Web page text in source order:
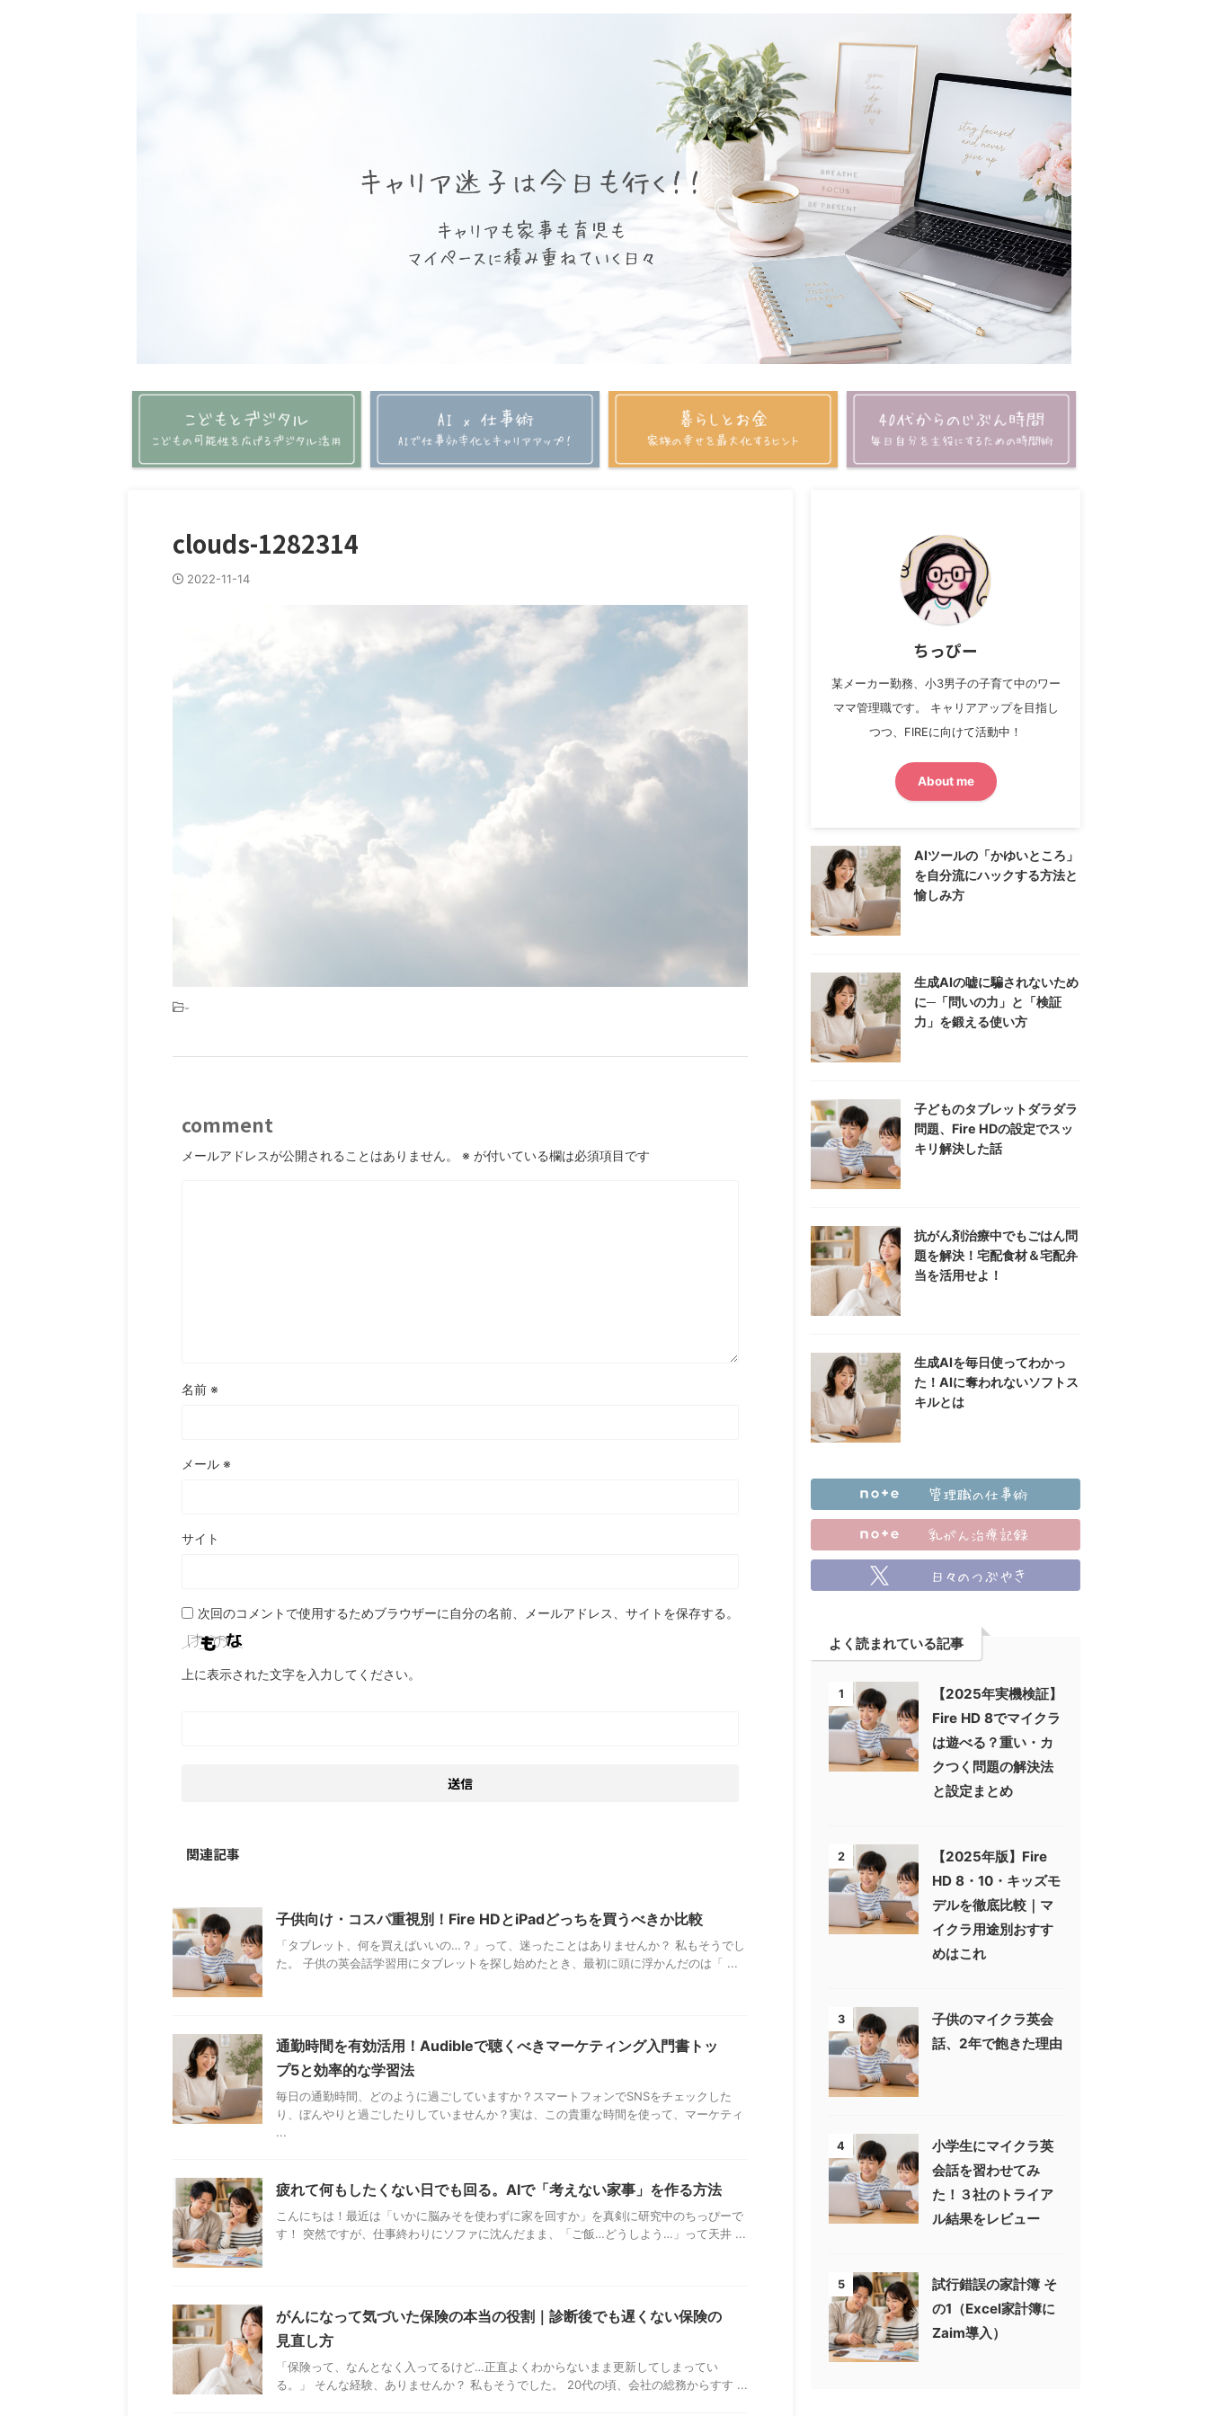
clouds-1282314
2022-11-14
-
comment
メールアドレスが公開されることはありません。 ※ が付いている欄は必須項目です
名前 ※
メール ※
サイト
次回のコメントで使用するためブラウザーに自分の名前、メールアドレス、サイトを保存する。
上に表示された文字を入力してください。
関連記事
子供向け・コスパ重視別！Fire HDとiPadどっちを買うべきか比較
「タブレット、何を買えばいいの…？」って、迷ったことはありませんか？ 私もそうでし
た。 子供の英会話学習用にタブレットを探し始めたとき、最初に頭に浮かんだのは「 ...
通勤時間を有効活用！Audibleで聴くべきマーケティング入門書トッ
プ5と効率的な学習法
毎日の通勤時間、どのように過ごしていますか？スマートフォンでSNSをチェックした
り、ぼんやりと過ごしたりしていませんか？実は、この貴重な時間を使って、マーケティ
...
疲れて何もしたくない日でも回る。AIで「考えない家事」を作る方法
こんにちは！最近は「いかに脳みそを使わずに家を回すか」を真剣に研究中のちっぴーで
す！ 突然ですが、仕事終わりにソファに沈んだまま、「ご飯…どうしよう…」って天井 ...
がんになって気づいた保険の本当の役割｜診断後でも遅くない保険の
見直し方
「保険って、なんとなく入ってるけど…正直よくわからないまま更新してしまってい
る。」 そんな経験、ありませんか？ 私もそうでした。 20代の頃、会社の総務からすす ...
ちっぴー
某メーカー勤務、小3男子の子育て中のワー
ママ管理職です。 キャリアアップを目指し
つつ、FIREに向けて活動中！
About me
AIツールの「かゆいところ」
を自分流にハックする方法と
愉しみ方
生成AIの嘘に騙されないため
に─「問いの力」と「検証
力」を鍛える使い方
子どものタブレットダラダラ
問題、Fire HDの設定でスッ
キリ解決した話
抗がん剤治療中でもごはん問
題を解決！宅配食材＆宅配弁
当を活用せよ！
生成AIを毎日使ってわかっ
た！AIに奪われないソフトス
キルとは
よく読まれている記事
1
【2025年実機検証】
Fire HD 8でマイクラ
は遊べる？重い・カ
クつく問題の解決法
と設定まとめ
2
【2025年版】Fire
HD 8・10・キッズモ
デルを徹底比較｜マ
イクラ用途別おすす
めはこれ
3
子供のマイクラ英会
話、2年で飽きた理由
4
小学生にマイクラ英
会話を習わせてみ
た！３社のトライア
ル結果をレビュー
5
試行錯誤の家計簿 そ
の1（Excel家計簿に
Zaim導入）